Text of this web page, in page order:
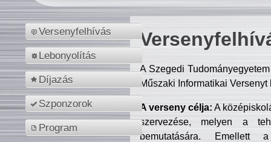
Versenyfelhívás
Lebonyolítás
Díjazás
Szponzorok
Program
A Szegedi
Műszaki Informatikai
A verseny célja: A
szervezése, melyen a
bemutatására. Emellett